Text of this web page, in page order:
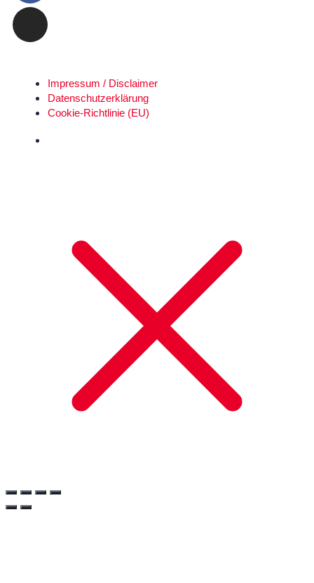
Impressum / Disclaimer
Datenschutz­erklärung
Cookie-Richtlinie (EU)